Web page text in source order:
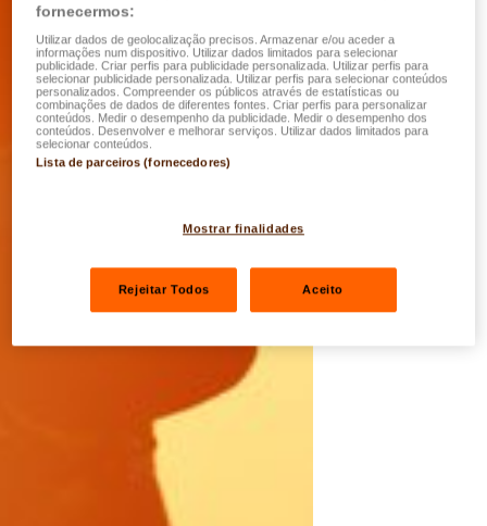
fornecermos:
Utilizar dados de geolocalização precisos. Armazenar e/ou aceder a
informações num dispositivo. Utilizar dados limitados para selecionar
publicidade. Criar perfis para publicidade personalizada. Utilizar perfis para
selecionar publicidade personalizada. Utilizar perfis para selecionar conteúdos
personalizados. Compreender os públicos através de estatísticas ou
combinações de dados de diferentes fontes. Criar perfis para personalizar
conteúdos. Medir o desempenho da publicidade. Medir o desempenho dos
conteúdos. Desenvolver e melhorar serviços. Utilizar dados limitados para
selecionar conteúdos.
Lista de parceiros (fornecedores)
Mostrar finalidades
Rejeitar Todos Aceito